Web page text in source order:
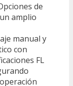
de
amplio
manual y
con
FL